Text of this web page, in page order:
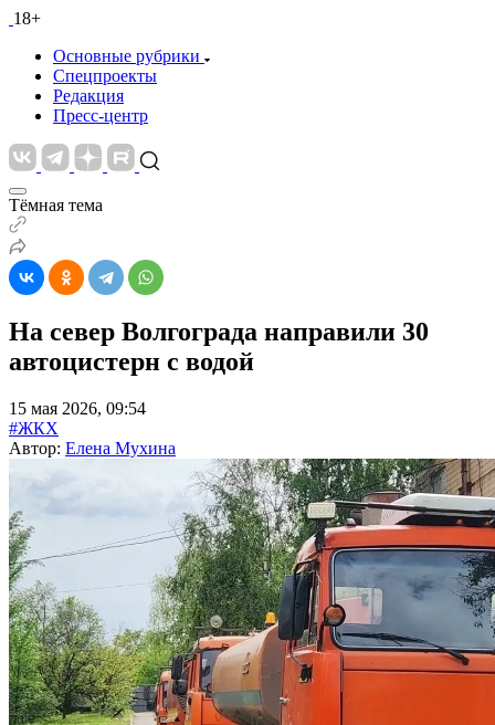
18+
Основные рубрики
Спецпроекты
Редакция
Пресс-центр
Тёмная тема
На север Волгограда направили 30
автоцистерн с водой
15 мая 2026, 09:54
#ЖКХ
Автор: Елена Мухина